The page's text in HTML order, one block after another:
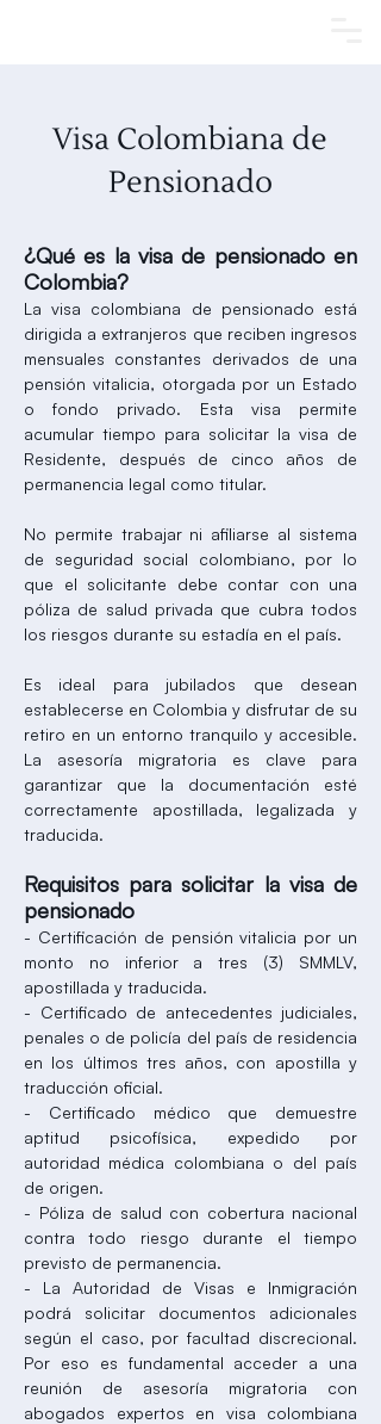
Visa Colombiana de
Pensionado
¿Qué es la visa de pensionado en
Colombia?
La visa colombiana de pensionado está
dirigida a extranjeros que reciben ingresos
mensuales constantes derivados de una
pensión vitalicia, otorgada por un Estado
o fondo privado. Esta visa permite
acumular tiempo para solicitar la visa de
Residente, después de cinco años de
permanencia legal como titular.
No permite trabajar ni afiliarse al sistema
de seguridad social colombiano, por lo
que el solicitante debe contar con una
póliza de salud privada que cubra todos
los riesgos durante su estadía en el país.
Es ideal para jubilados que desean
establecerse en Colombia y disfrutar de su
retiro en un entorno tranquilo y accesible.
La asesoría migratoria es clave para
garantizar que la documentación esté
correctamente apostillada, legalizada y
traducida.
Requisitos para solicitar la visa de
pensionado
- Certificación de pensión vitalicia por un
monto no inferior a tres (3) SMMLV,
apostillada y traducida.
- Certificado de antecedentes judiciales,
penales o de policía del país de residencia
en los últimos tres años, con apostilla y
traducción oficial.
- Certificado médico que demuestre
aptitud psicofísica, expedido por
autoridad médica colombiana o del país
de origen.
- Póliza de salud con cobertura nacional
contra todo riesgo durante el tiempo
previsto de permanencia.
- La Autoridad de Visas e Inmigración
podrá solicitar documentos adicionales
según el caso, por facultad discrecional.
Por eso es fundamental acceder a una
reunión de asesoría migratoria con
abogados expertos en visa colombiana